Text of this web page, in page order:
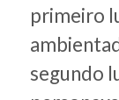
primeiro
segundo